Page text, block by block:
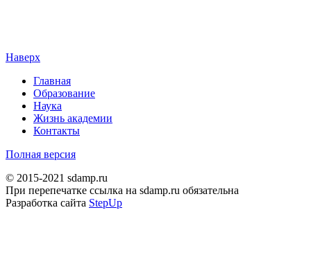
Наверх
Главная
Образование
Наука
Жизнь академии
Контакты
Полная версия
© 2015-2021 sdamp.ru
При перепечатке ссылка на sdamp.ru обязательна
Разработка сайта StepUp